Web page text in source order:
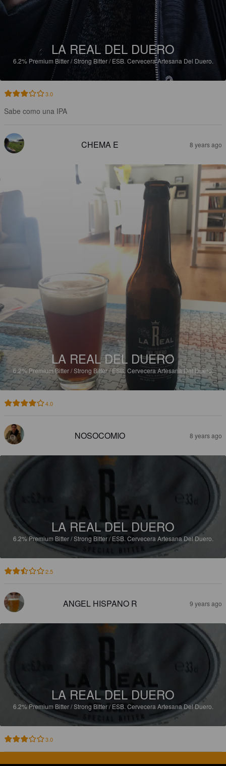
LA REAL DEL DUERO
6.2% Premium Bitter / Strong Bitter / ESB. Cervecera Artesana Del Duero.
3.0
Sabe como una IPA
CHEMA E 8 years ago
LA REAL DEL DUERO
6.2%Premium Bitter / Strong Bitter / ESB.Cervecera Artesana Del Duero.
4.0
NOSOCOMIO 8 years ago
LA REAL DEL DUERO
6.2%Premium Bitter / Strong Bitter / ESB. Cervecera Artesana Del Duero.
2.5
ANGEL HISPANO R 9 years ago
LA REAL DEL DUERO
6.2%Premium Bitter / Strong Bitter / ESB. Cervecera Artesana Del Duero.
3.0